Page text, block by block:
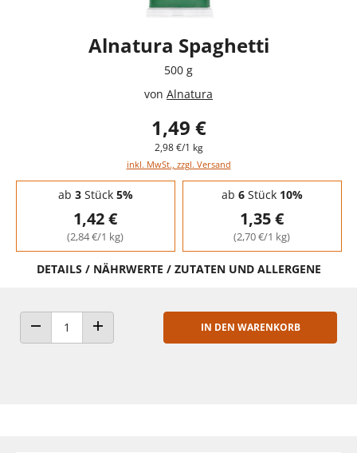
Alnatura Spaghetti
500 g
von Alnatura
1,49 €
2,98 €/1 kg
inkl. MwSt., zzgl. Versand
Staffelpreise - Mengenrabatt
ab 3Stück 5%
1,42 €
(2,84 €/1 kg)
ab 6Stück 10%
1,35 €
(2,70 €/1 kg)
DETAILS / NÄHRWERTE / ZUTATEN UND ALLERGENE
ANZAHL VERRINGERNANZAHL ERHÖHEN
IN DEN WARENKORB